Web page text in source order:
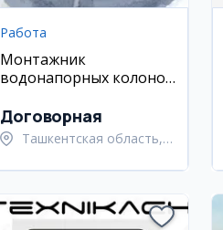
Работа
Монтажник
водонапорных колонок
Договорная
Ташкентская область,